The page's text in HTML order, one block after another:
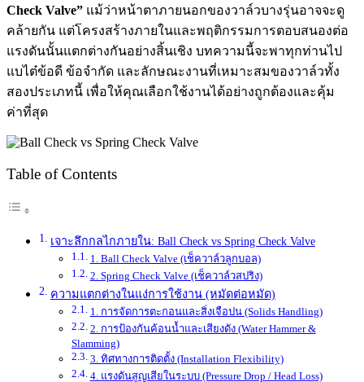
Check Valve” แม้ว่าหน้าตาภายนอกของวาล์วบางรุ่นอาจจะดู
คล้ายกัน แต่โครงสร้างภายในและพฤติกรรมการตอบสนองต่อ
แรงดันนั้นแตกต่างกันอย่างสิ้นเชิง บทความนี้จะพาทุกท่านไป
แบไต๋ข้อดี ข้อจำกัด และลักษณะงานที่เหมาะสมของวาล์วทั้ง
สองประเภทนี้ เพื่อให้คุณเลือกใช้งานได้อย่างถูกต้องและคุ้ม
ค่าที่สุด
Table of Contents
เจาะลึกกลไกภายใน: Ball Check vs Spring Check Valve
1. Ball Check Valve (เช็ควาล์วลูกบอล)
2. Spring Check Valve (เช็ควาล์วสปริง)
ความแตกต่างในแง่การใช้งาน (หมัดต่อหมัด)
1. การจัดการตะกอนและสิ่งเจือปน (Solids Handling)
2. การป้องกันค้อนน้ำและเสียงดัง (Water Hammer &
Slamming)
3. ทิศทางการติดตั้ง (Installation Flexibility)
4. แรงดันสูญเสียในระบบ (Pressure Drop / Head Loss)